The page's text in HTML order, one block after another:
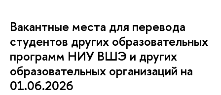
Вакантные места для перевода
студентов других образовательных
программ НИУ ВШЭ и других
образовательных организаций на
01.06.2026